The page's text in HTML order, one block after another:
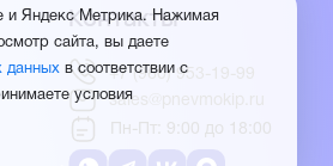
Контакты
+7 (960) 953-19-99
sales@pnevmokip.ru
Пн-Пт: 9:00 до 18:00
и Яндекс Метрика. Нажимая
сайта, вы даете
данных в соответствии с
условия